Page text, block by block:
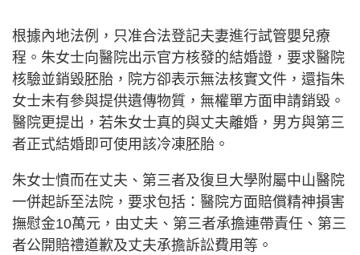
根據內地法例，只准合法登記夫妻進行試管嬰兒療
程。朱女士向醫院出示官方核發的結婚證，要求醫院
核驗並銷毀胚胎，院方卻表示無法核實文件，還指朱
女士未有參與提供遺傳物質，無權單方面申請銷毀。
醫院更提出，若朱女士真的與丈夫離婚，男方與第三
者正式結婚即可使用該冷凍胚胎。
朱女士憤而在丈夫、第三者及復旦大學附屬中山醫院
一併起訴至法院，要求包括：醫院方面賠償精神損害
撫慰金10萬元，由丈夫、第三者承擔連帶責任、第三
者公開賠禮道歉及丈夫承擔訴訟費用等。